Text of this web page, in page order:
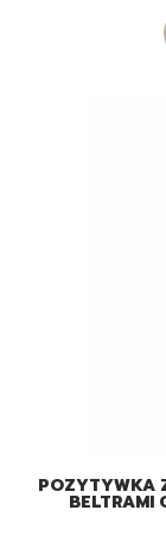
POZYTYWKA
BELTRAMI